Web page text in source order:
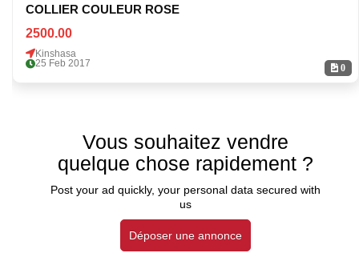
0
COLLIER COULEUR ROSE
2500.00
Kinshasa
25 Feb 2017
Vous souhaitez vendre
quelque chose rapidement ?
Post your ad quickly, your personal data secured with
us
Déposer une annonce